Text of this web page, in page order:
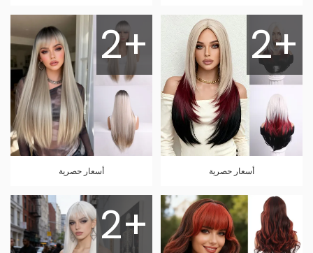
2+
أسعار حصرية
2+
أسعار حصرية
2+